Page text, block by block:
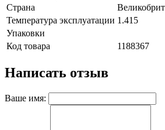
Страна
Температура эксплуатации 1.415
Упаковки
Код товара
1188367
Написать отзыв
Ваше имя: